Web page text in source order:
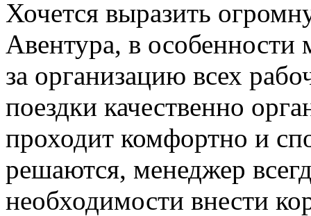
Хочется выразить
Авентура, в
за организацию всех
поездки качественно
проходит комфортно и
решаются, менеджер
необходимости внести